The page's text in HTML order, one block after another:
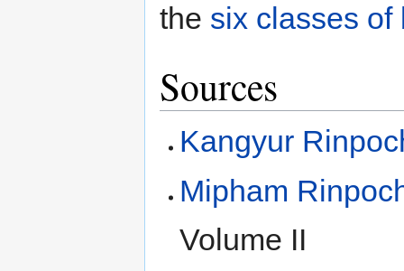
the six classes of
Sources
Kangyur
Mipham
Volume II